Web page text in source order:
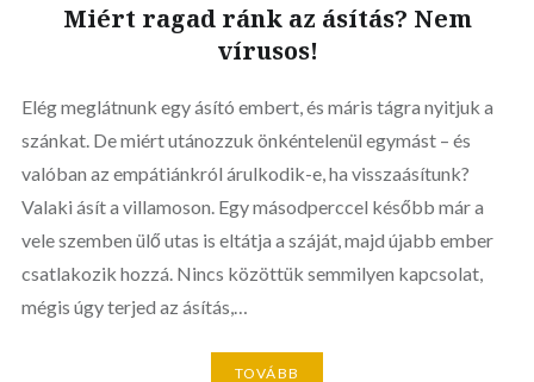
Miért ragad ránk az ásítás? Nem
vírusos!
Elég meglátnunk egy ásító embert, és máris tágra nyitjuk a
szánkat. De miért utánozzuk önkéntelenül egymást – és
valóban az empátiánkról árulkodik-e, ha visszaásítunk?
Valaki ásít a villamoson. Egy másodperccel később már a
vele szemben ülő utas is eltátja a száját, majd újabb ember
csatlakozik hozzá. Nincs közöttük semmilyen kapcsolat,
mégis úgy terjed az ásítás,…
TOVÁBB